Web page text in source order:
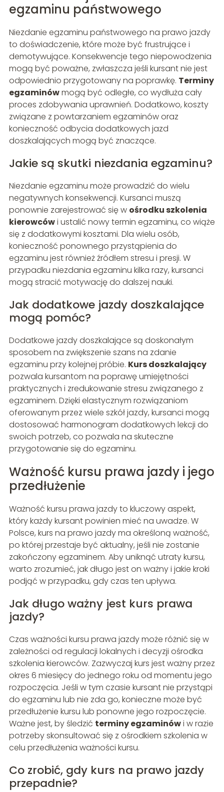
egzaminu państwowego
Niezdanie egzaminu państwowego na prawo jazdy
to doświadczenie, które może być frustrujące i
demotywujące. Konsekwencje tego niepowodzenia
mogą być poważne, zwłaszcza jeśli kursant nie jest
odpowiednio przygotowany na poprawkę. Terminy
egzaminówmogą być odległe, co wydłuża cały
proces zdobywania uprawnień. Dodatkowo, koszty
związane z powtarzaniem egzaminów oraz
konieczność odbycia dodatkowych jazd
doszkalających mogą być znaczące.
Jakie są skutki niezdania egzaminu?
Niezdanie egzaminu może prowadzić do wielu
negatywnych konsekwencji. Kursanci muszą
ponownie zarejestrować się w ośrodku szkolenia
kierowcówi ustalić nowy termin egzaminu, co wiąże
się z dodatkowymi kosztami. Dla wielu osób,
konieczność ponownego przystąpienia do
egzaminu jest również źródłem stresu i presji. W
przypadku niezdania egzaminu kilka razy, kursanci
mogą stracić motywację do dalszej nauki.
Jak dodatkowe jazdy doszkalające
mogą pomóc?
Dodatkowe jazdy doszkalające są doskonałym
sposobem na zwiększenie szans na zdanie
egzaminu przy kolejnej próbie. Kurs doszkalający
pozwala kursantom na poprawę umiejętności
praktycznych i zredukowanie stresu związanego z
egzaminem. Dzięki elastycznym rozwiązaniom
oferowanym przez wiele szkół jazdy, kursanci mogą
dostosować harmonogram dodatkowych lekcji do
swoich potrzeb, co pozwala na skuteczne
przygotowanie się do egzaminu.
Ważność kursu prawa jazdy i jego
przedłużenie
Ważność kursu prawa jazdy to kluczowy aspekt,
który każdy kursant powinien mieć na uwadze. W
Polsce, kurs na prawo jazdy ma określoną ważność,
po której przestaje być aktualny, jeśli nie zostanie
zakończony egzaminem. Aby uniknąć utraty kursu,
warto zrozumieć, jak długo jest on ważny i jakie kroki
podjąć w przypadku, gdy czas ten upływa.
Jak długo ważny jest kurs prawa
jazdy?
Czas ważności kursu prawa jazdy może różnić się w
zależności od regulacji lokalnych i decyzji ośrodka
szkolenia kierowców. Zazwyczaj kurs jest ważny przez
okres 6 miesięcy do jednego roku od momentu jego
rozpoczęcia. Jeśli w tym czasie kursant nie przystąpi
do egzaminu lub nie zda go, konieczne może być
przedłużenie kursu lub ponowne jego rozpoczęcie.
Ważne jest, by śledzić terminy egzaminówi w razie
potrzeby skonsultować się z ośrodkiem szkolenia w
celu przedłużenia ważności kursu.
Co zrobić, gdy kurs na prawo jazdy
przepadnie?